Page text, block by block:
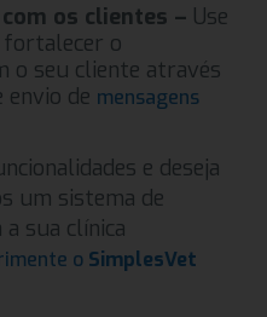
os clientes – Use
fortalecer o
o seu cliente através
de mensagens
e deseja
um sistema de
sua clínica
o SimplesVet